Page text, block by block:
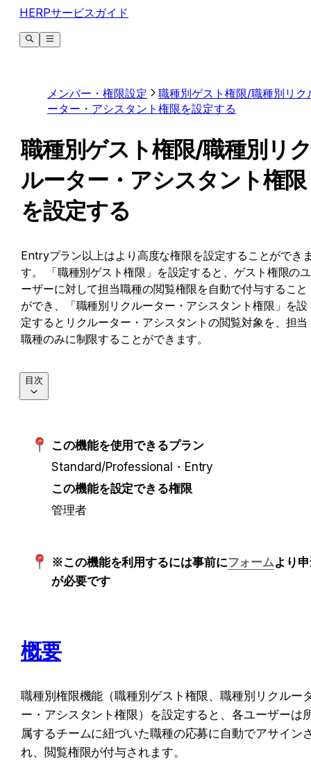
HERPサービスガイド
メンバー・権限設定
職種別ゲスト権限/職種別リク
ーター・アシスタント権限を設定する
職種別ゲスト権限/職種別リク
ルーター・アシスタント権限
を設定する
Entryプラン以上はより高度な権限を設定することができ
す。 「職種別ゲスト権限」を設定すると、ゲスト権限のユ
ーザーに対して担当職種の閲覧権限を自動で付与すること
ができ、「職種別リクルーター・アシスタント権限」を設
定するとリクルーター・アシスタントの閲覧対象を、担当
職種のみに制限することができます。
この機能を使用できるプラン
Standard/Professional・Entry
この機能を設定できる権限
管理者
※この機能を利用するには事前にフォームより
が必要です
概要
職種別権限機能（職種別ゲスト権限、職種別リクルー
ー・アシスタント権限）を設定すると、各ユーザーは
属するチームに紐づいた職種の応募に自動でアサイン
れ、閲覧権限が付与されます。
目次